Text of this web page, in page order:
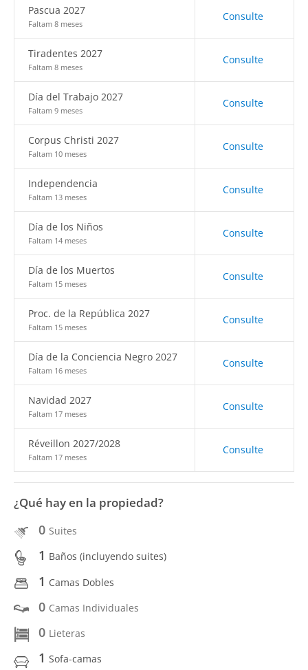
Pascua 2027
Faltam 8 meses
Consulte
Tiradentes 2027
Faltam 8 meses
Consulte
Día del Trabajo 2027
Faltam 9 meses
Consulte
Corpus Christi 2027
Faltam 10 meses
Consulte
Independencia
Faltam 13 meses
Consulte
Día de los Niños
Faltam 14 meses
Consulte
Día de los Muertos
Faltam 15 meses
Consulte
Proc. de la República 2027
Faltam 15 meses
Consulte
Día de la Conciencia Negro 2027
Faltam 16 meses
Consulte
Navidad 2027
Faltam 17 meses
Consulte
Réveillon 2027/2028
Faltam 17 meses
Consulte
¿Qué hay en la propiedad?
0 Suites
1 Baños (incluyendo suites)
1 Camas Dobles
0 Camas Individuales
0 Lieteras
1 Sofa-camas